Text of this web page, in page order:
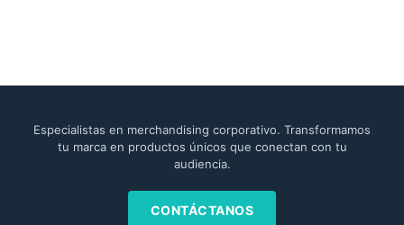
Especialistas en merchandising corporativo. Transformamos
tu marca en productos únicos que conectan con tu
audiencia.
CONTÁCTANOS